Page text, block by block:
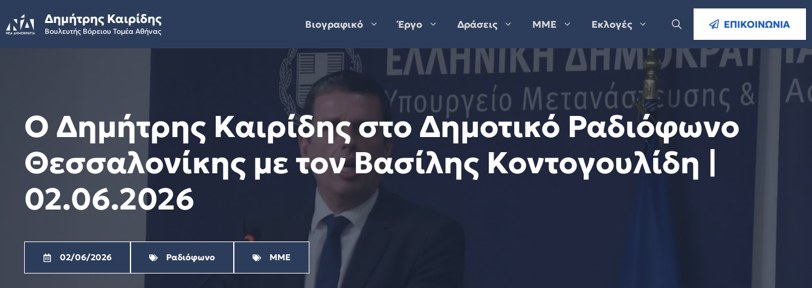
to
content
Δημήτρης Καιρίδης
Βουλευτής Βόρειου Τομέα Αθήνας
Βιογραφικό Έργο Δράσεις ΜΜΕ Εκλογές ΕΠΙΚΟΙΝΩΝΙΑ
Ο Δημήτρης Καιρίδης στο Δημοτικό Ραδιόφωνο
Θεσσαλονίκης με τον Βασίλης Κοντογουλίδη |
02.06.2026
02/06/2026 Ραδιόφωνο ΜΜΕ